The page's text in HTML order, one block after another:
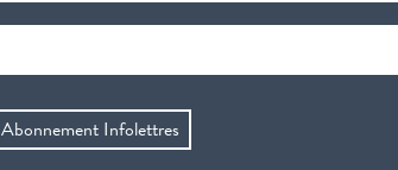
Abonnement Infolettres